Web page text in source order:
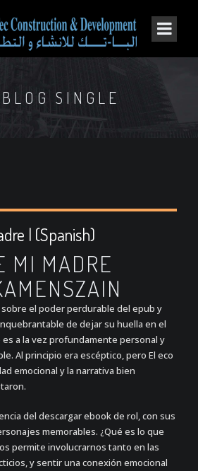
SINGLE
| (Spanish)
MI MADRE
el poder perdurable del epub y
de dejar su huella en el
a la vez profundamente personal y
Al principio era escéptico, pero El eco
emocional y la narrativa bien
del descargar ebook de rol, con sus
memorables. ¿Qué es lo que
permite involucrarnos tanto en las
y sentir una conexión emocional